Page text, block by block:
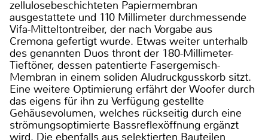
zellulosebeschichteten Papiermembran
ausgestattete und 110 Millimeter durchmessende
Vifa-Mitteltontreiber, der nach Vorgabe aus
Cremona gefertigt wurde. Etwas weiter unterhalb
des genannten Duos thront der 180-Millimeter-
Tieftöner, dessen patentierte Fasergemisch-
Membran in einem soliden Aludruckgusskorb sitzt.
Eine weitere Optimierung erfährt der Woofer durch
das eigens für ihn zu Verfügung gestellte
Gehäusevolumen, welches rückseitig durch eine
strömungsoptimierte Bassreflexöffnung ergänzt
wird. Die ebenfalls aus selektierten Bauteilen